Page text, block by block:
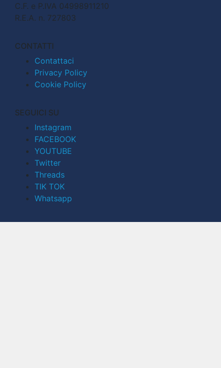
C.F. e P.IVA 04998911210
R.E.A. n. 727803
CONTATTI
Contattaci
Privacy Policy
Cookie Policy
SEGUICI SU
Instagram
FACEBOOK
YOUTUBE
Twitter
Threads
TIK TOK
Whatsapp